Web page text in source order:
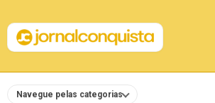
Navegue pelas categorias